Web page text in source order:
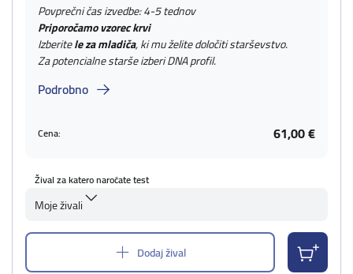
Povprečni čas izvedbe: 4-5 tednov
Priporočamo vzorec krvi
Izberitele za mladiča, ki mu želite določiti starševstvo.
Za potencialne starše izberi DNA profil.
Podrobno
Cena: 61,00 €
Žival za katero naročate test
Moje živali
Dodaj žival